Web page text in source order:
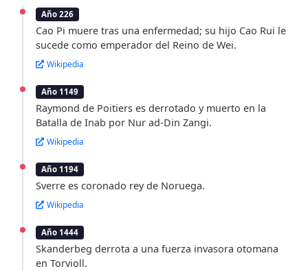
Año 226
Cao Pi muere tras una enfermedad; su hijo Cao Rui le
sucede como emperador del Reino de Wei.
Wikipedia
Año 1149
Raymond de Poitiers es derrotado y muerto en la
Batalla de Inab por Nur ad-Din Zangi.
Wikipedia
Año 1194
Sverre es coronado rey de Noruega.
Wikipedia
Año 1444
Skanderbeg derrota a una fuerza invasora otomana
en Torvioll.